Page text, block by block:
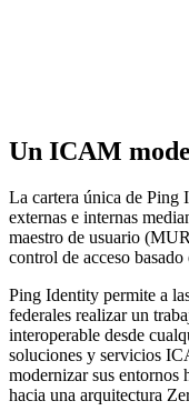
Un ICAM
La cartera única de Ping
externas e internas
maestro de usuario
control de acceso
Ping Identity permite a
federales realizar un
interoperable desde
soluciones y servicios
modernizar sus
hacia una arquitectura